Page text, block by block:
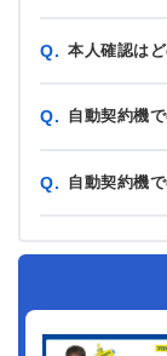
Q. 本人確認は
Q. 自動契約機
Q. 自動契約機